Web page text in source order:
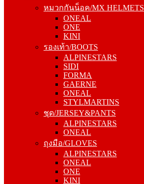
หมวกกันน็อค/MX HELMETS
ONEAL
ONE
KINI
รองเท้า/BOOTS
ALPINESTARS
SIDI
FORMA
GAERNE
ONEAL
STYLMARTINS
ชุด/JERSEY&PANTS
ALPINESTARS
ONEAL
ถุงมือ/GLOVES
ALPINESTARS
ONEAL
ONE
KINI
ONE
KINI
รองเท้า/BOOTS
ALPINESTARS
SIDI
FORMA
GAERNE
ONEAL
STYLMARTINS
ชุด/JERSEY&PANTS
ALPINESTARS
ONEAL
ถุงมือ/GLOVES
ALPINESTARS
ONEAL
ONE
KINI
การ์ด/PROTECTOR